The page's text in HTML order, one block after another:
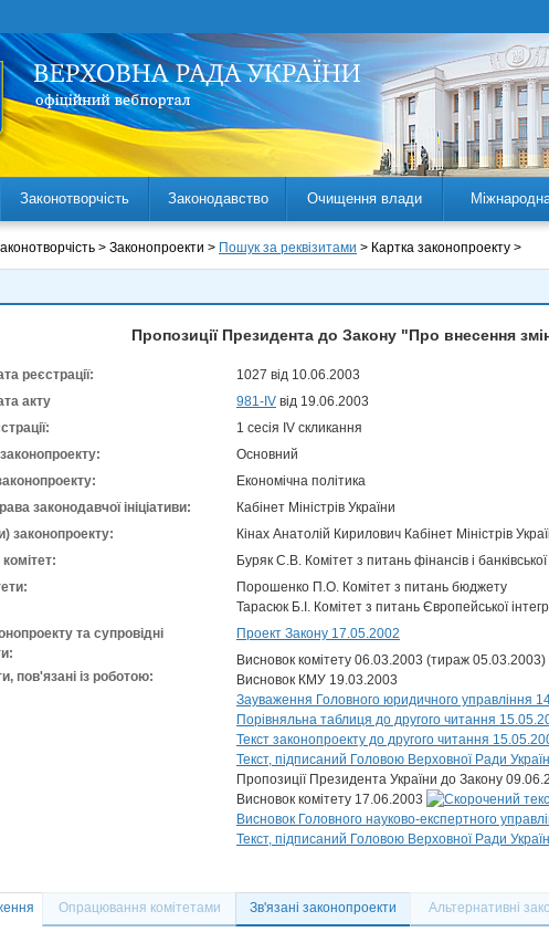
Законотворчість Законодавство Очищення влади
> Законопроекти > Пошук за реквізитами > Картка законопроекту >
Пропозиції Президента до Закону "Про внесення
реєстрації:
1027 від 10.06.2003
акту
981-IV від 19.06.2003
1 сесія IV скликання
Основний
Економічна політика
законодавчої ініціативи:
Кабінет Міністрів України
законопроекту:
Кінах Анатолій Кирилович Кабінет Міністрів
Буряк С.В. Комітет з питань фінансів і банківської
Порошенко П.О. Комітет з питань бюджету
Тарасюк Б.І. Комітет з питань Європейської
та супровідні
Проект Закону 17.05.2002
пов'язані із роботою:
Висновок комітету 06.03.2003 (тираж 05.03.2003)
Висновок КМУ 19.03.2003
Зауваження Головного юридичного управління
Порівняльна таблиця до другого читання
Текст законопроекту до другого читання
Текст, підписаний Головою Верховної Ради
Пропозиції Президента України до Закону
Висновок комітету 17.06.2003
Висновок Головного науково-експертного
Текст, підписаний Головою Верховної Ради
Опрацювання комітетами Зв'язані законопроекти Альтернативні